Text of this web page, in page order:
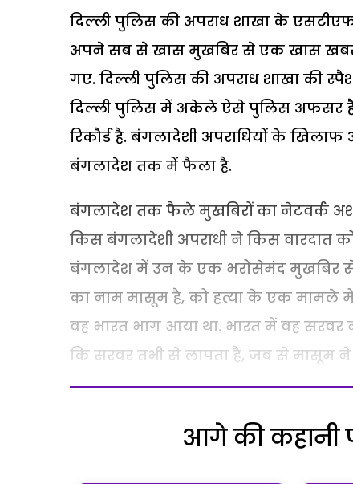
दिल्ली पुलिस की अपराध शाखा के
अपने सब से खास मुखबिर से एक खास
गए. दिल्ली पुलिस की अपराध शाखा की
दिल्ली पुलिस में अकेले ऐसे पुलिस अफसर
रिकौर्ड है. बंगलादेशी अपराधियों के
बंगलादेश तक में फैला है.
बंगलादेश तक फैले मुखबिरों का नेटवर्क
किस बंगलादेशी अपराधी ने किस वारदात
बंगलादेश में उन के एक भरोसेमंद मुखबिर से
का नाम मासूम है, को हत्या के एक मामले
वह भारत भाग आया था. भारत में वह
कि सरवर तभी से लापता है, जब से मासूम
आगे की कहानी